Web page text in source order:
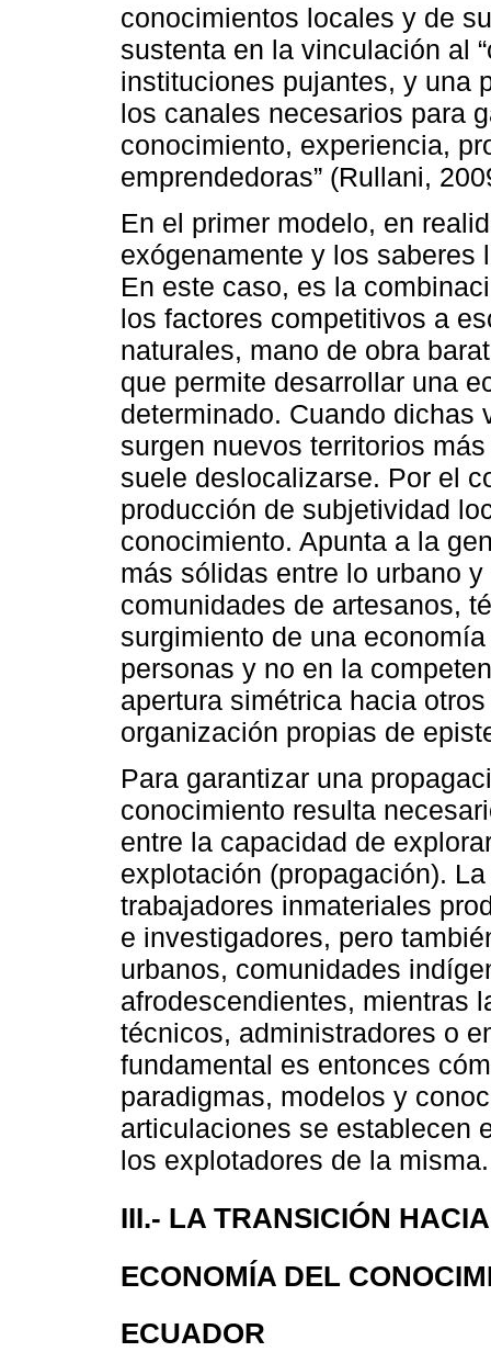
conocimientos locales y de
sustenta en la vinculación al
instituciones pujantes, y una
los canales necesarios para
conocimiento, experiencia,
emprendedoras” (Rullani,
En el primer modelo, en
exógenamente y los saberes
En este caso, es la
los factores competitivos a
naturales, mano de obra
que permite desarrollar una
determinado. Cuando dichas
surgen nuevos territorios
suele deslocalizarse. Por el
producción de subjetividad
conocimiento. Apunta a la
más sólidas entre lo urbano
comunidades de artesanos,
surgimiento de una
personas y no en la
apertura simétrica hacia
organización propias de
Para garantizar una
conocimiento resulta
entre la capacidad de
explotación (propagación).
trabajadores inmateriales
e investigadores, pero
urbanos, comunidades
afrodescendientes, mientras
técnicos, administradores o
fundamental es entonces
paradigmas, modelos y
articulaciones se establecen
los explotadores de la misma.
III.- LA TRANSICIÓN
ECONOMÍA DEL
ECUADOR